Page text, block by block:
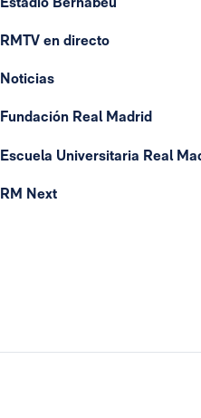
RMTV en directo
Noticias
Fundación Real Madrid
Escuela Universitaria Real
RM Next